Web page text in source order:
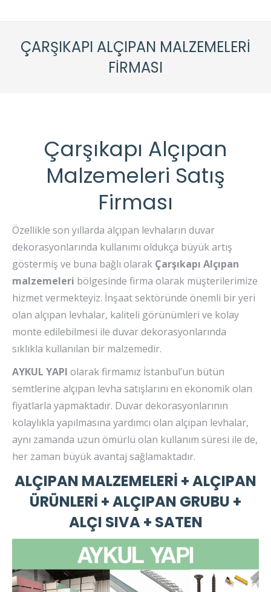
ÇARŞIKAPI ALÇIPAN MALZEMELERI
FIRMASI
Çarşıkapı Alçıpan
Malzemeleri Satış
Firması
Özellikle son yıllarda alçıpan levhaların duvar
dekorasyonlarında kullanımı oldukça büyük artış
göstermiş ve buna bağlı olarak Çarşıkapı Alçıpan
malzemeleri bölgesinde firma olarak müşterilerimize
hizmet vermekteyiz. İnşaat sektöründe önemli bir yeri
olan alçıpan levhalar, kaliteli görünümleri ve kolay
monte edilebilmesi ile duvar dekorasyonlarında
sıklıkla kullanılan bir malzemedir.
AYKUL YAPI olarak firmamız İstanbul’un bütün
semtlerine alçıpan levha satışlarını en ekonomik olan
fiyatlarla yapmaktadır. Duvar dekorasyonlarının
kolaylıkla yapılmasına yardımcı olan alçıpan levhalar,
aynı zamanda uzun ömürlü olan kullanım süresi ile de,
her zaman büyük avantaj sağlamaktadır.
ALÇIPAN MALZEMELERİ + ALÇIPAN
ÜRÜNLERİ + ALÇIPAN GRUBU +
ALÇI SIVA + SATEN